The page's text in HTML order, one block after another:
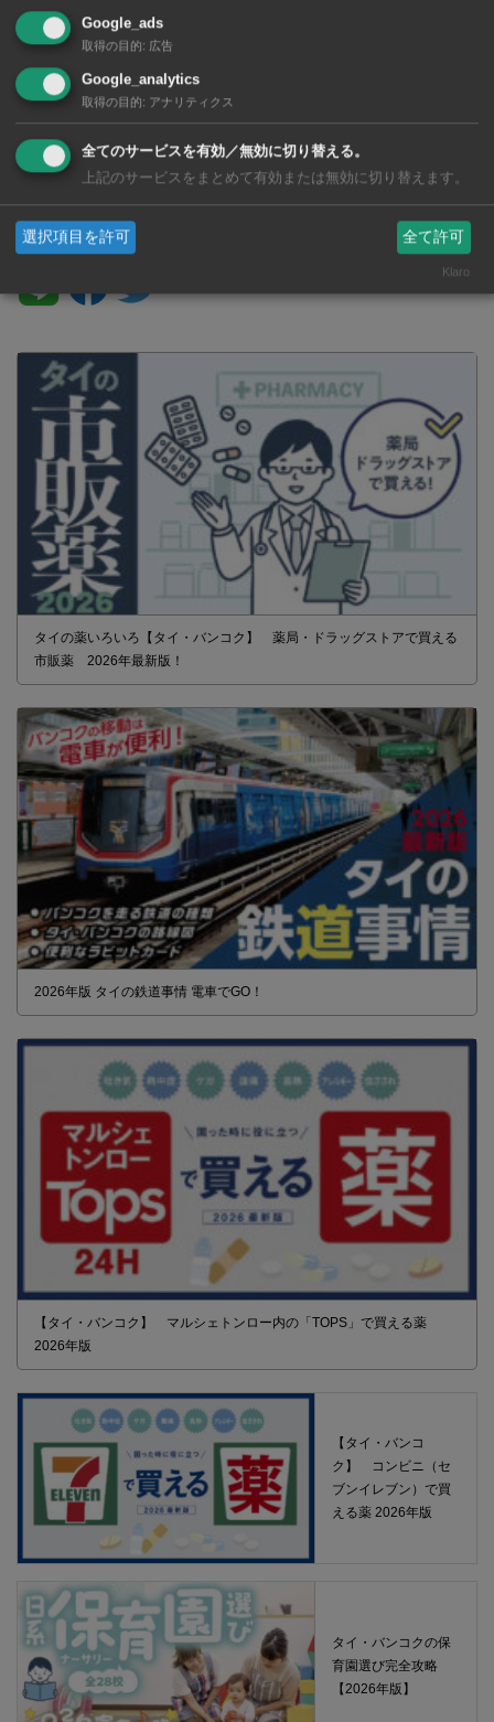
年金
SNSで毎日ニュースを配信中！
タイの薬いろいろ【タイ・バンコク】 薬局・ドラッグストアで買える
市販薬 2026年最新版！
2026年版 タイの鉄道事情 電車でGO！
【タイ・バンコク】 マルシェトンロー内の「TOPS」で買える薬
2026年版
【タイ・バンコ
ク】 コンビニ（セ
ブンイレブン）で買
える薬 2026年版
タイ・バンコクの保
育園選び完全攻略
【2026年版】
Google_ads
取得の目的: 広告
Google_analytics
取得の目的: アナリティクス
全てのサービスを有効／無効に切り替える。
上記のサービスをまとめて有効または無効に切り替えます。
選択項目を許可 全て許可
Klaro